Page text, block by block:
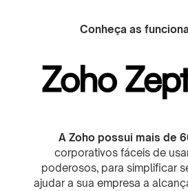
Conheça as
Zoho
A Zoho possui mais de
corporativos fáceis de
poderosos, para simplificar
ajudar a sua empresa a